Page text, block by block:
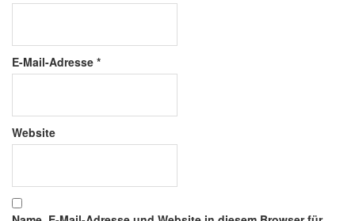
E-Mail-Adresse *
Website